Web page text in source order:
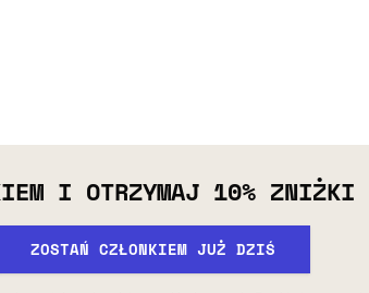
I OTRZYMAJ 10% ZNIŻKI
ZOSTAŃ CZŁONKIEM JUŻ DZIŚ